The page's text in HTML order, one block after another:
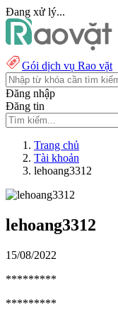
Đang xử lý...
Gói dịch vụ Rao vặt
Đăng nhập
Đăng tin
Trang chủ
Tài khoản
lehoang3312
lehoang3312
15/08/2022
*********
*********